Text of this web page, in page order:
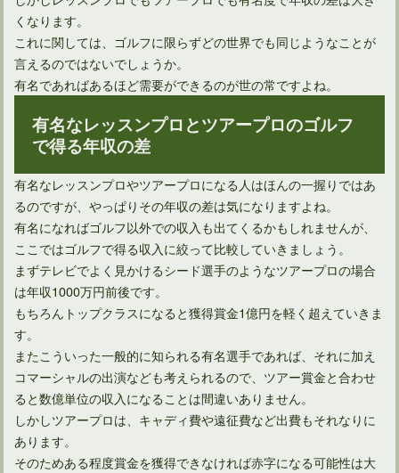
男子プロゴルファーにとって過酷な試合QTトーナメントとは
ゴルフ場で2ラウンド分を楽しむのに必要なのは何時間？
くなります。
これに関しては、ゴルフに限らずどの世界でも同じようなことが
言えるのではないでしょうか。
有名であればあるほど需要ができるのが世の常ですよね。
有名なレッスンプロとツアープロのゴルフ
で得る年収の差
有名なレッスンプロやツアープロになる人はほんの一握りではあ
るのですが、やっぱりその年収の差は気になりますよね。
有名になればゴルフ以外での収入も出てくるかもしれませんが、
ここではゴルフで得る収入に絞って比較していきましょう。
まずテレビでよく見かけるシード選手のようなツアープロの場合
は年収1000万円前後です。
もちろんトップクラスになると獲得賞金1億円を軽く超えていきま
す。
またこういった一般的に知られる有名選手であれば、それに加え
コマーシャルの出演なども考えられるので、ツアー賞金と合わせ
ると数億単位の収入になることは間違いありません。
しかしツアープロは、キャディ費や遠征費など出費もそれなりに
あります。
そのためある程度賞金を獲得できなければ赤字になる可能性は大